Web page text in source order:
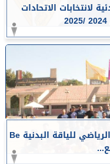
لانتخابات الاتحادات
جامعة أسيوط تشهد انطلاق ”اللقاء الرياضي للياقة البدنية Be